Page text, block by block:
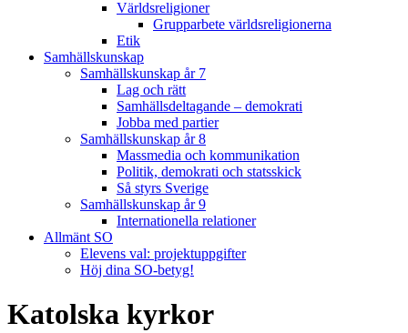
Världsreligioner
Grupparbete världsreligionerna
Etik
Samhällskunskap
Samhällskunskap år 7
Lag och rätt
Samhällsdeltagande – demokrati
Jobba med partier
Samhällskunskap år 8
Massmedia och kommunikation
Politik, demokrati och statsskick
Så styrs Sverige
Samhällskunskap år 9
Internationella relationer
Allmänt SO
Elevens val: projektuppgifter
Höj dina SO-betyg!
Katolska kyrkor